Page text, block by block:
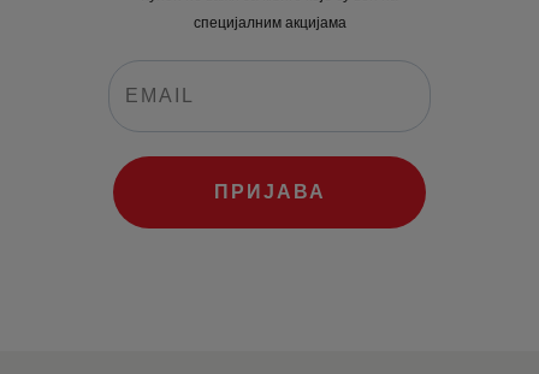
специјалним акцијама
ПРИЈАВА